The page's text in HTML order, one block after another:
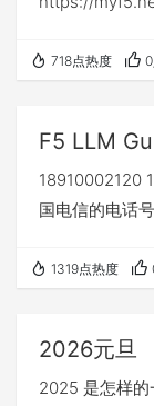
718点热度
F5 LLM
18910002120
国电信的电话
1319点热度
2026元旦
2025 是怎样的